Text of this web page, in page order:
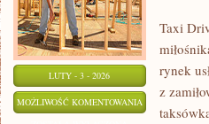
LUTY - 3 - 2026
MOŻLIWOŚĆ KOMENTOWANIA
Taxi
rynek
z